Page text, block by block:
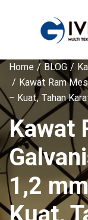
Home BLOG
Kawat Ram
– Kuat, Tahan
Kawat
1,2
Kuat,